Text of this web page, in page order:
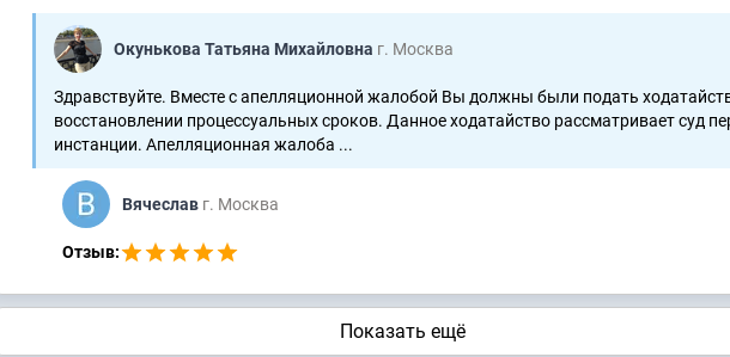
Окунькова Татьяна Михайловна г. Москва
Здравствуйте. Вместе с апелляционной жалобой Вы должны были подать
восстановлении процессуальных сроков. Данное ходатайство рассматривает суд
инстанции. Апелляционная жалоба ...
Вячеслав г. Москва
Отзыв:
Показать ещё